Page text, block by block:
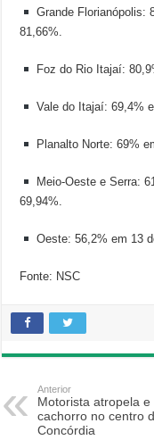
Grande Florianópolis:
81,66%.
Foz do Rio Itajaí:
Vale do Itajaí: 69,4%
Planalto Norte: 69%
Meio-Oeste e Serra:
69,94%.
Oeste: 56,2% em 13
Fonte: NSC
Anterior
Motorista atropela e
cachorro no centro
Concórdia